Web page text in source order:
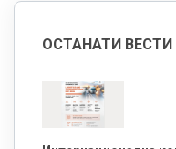
ОСТАНАТИ ВЕСТИ